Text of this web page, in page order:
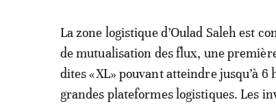
La zone logistique d’Oulad Saleh est
de mutualisation des flux, une
dites «XL» pouvant atteindre jusqu’à
grandes plateformes logistiques. Les